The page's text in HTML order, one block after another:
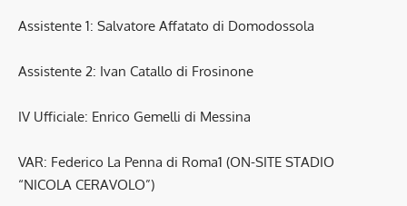
Assistente 1: Salvatore Affatato di Domodossola
Assistente 2: Ivan Catallo di Frosinone
IV Ufficiale: Enrico Gemelli di Messina
VAR: Federico La Penna di Roma1 (ON-SITE STADIO
“NICOLA CERAVOLO”)